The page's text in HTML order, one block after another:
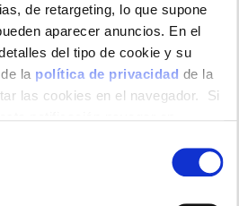
de retargeting, lo que supone
aparecer anuncios. En el
del tipo de cookie y su
la política de privacidad de la
las cookies en el navegador. Si
de analytics, Google
hábitos de navegación que no le